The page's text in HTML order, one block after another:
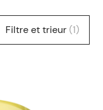
Filtre et trieur (1)